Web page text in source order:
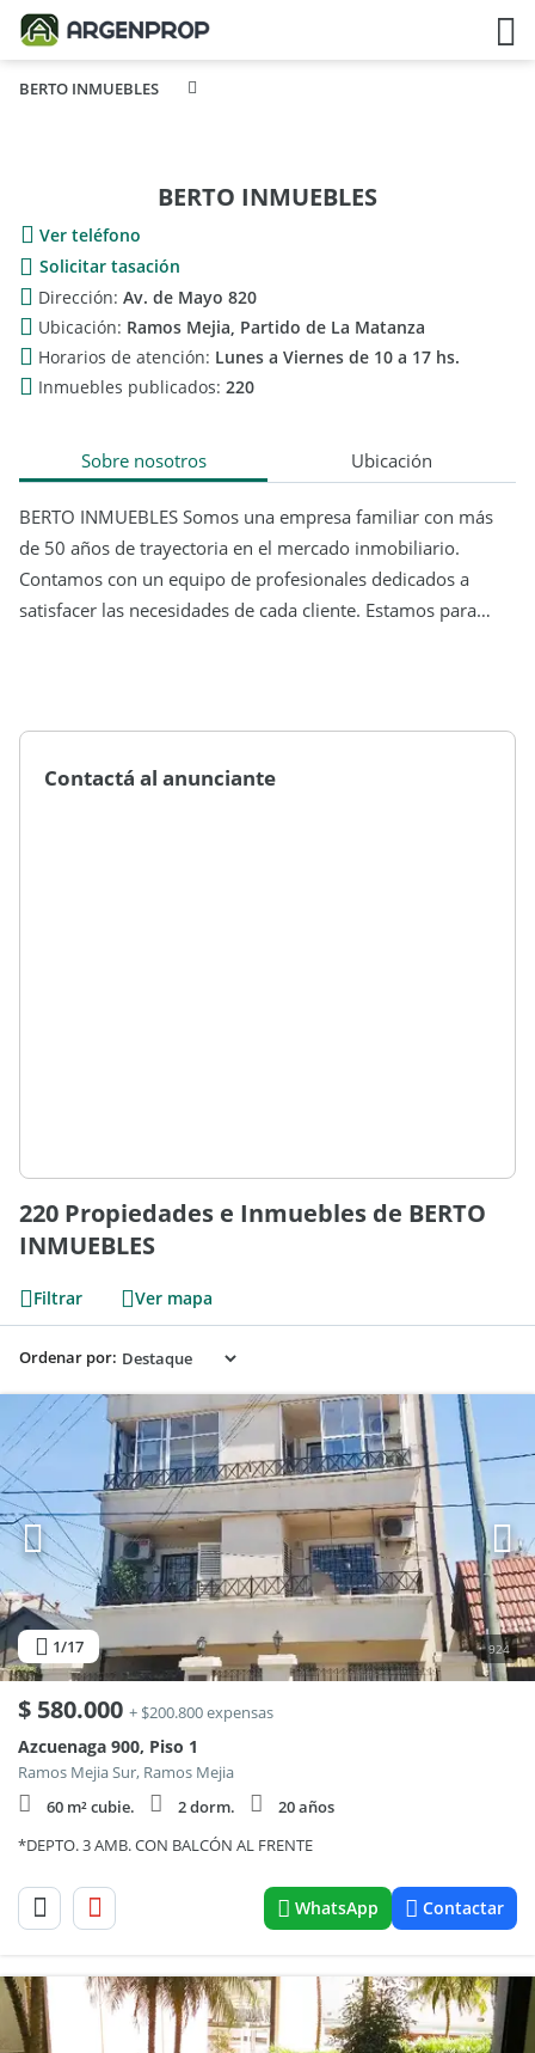
BERTO INMUEBLES
BERTO INMUEBLES
Ver teléfono
Solicitar tasación
Dirección: Av. de Mayo 820
Ubicación: Ramos Mejia, Partido de La Matanza
Horarios de atención: Lunes a Viernes de 10 a 17 hs.
Inmuebles publicados: 220
Sobre nosotros Ubicación
BERTO INMUEBLES Somos una empresa familiar con más
de 50 años de trayectoria en el mercado inmobiliario.
Contamos con un equipo de profesionales dedicados a
satisfacer las necesidades de cada cliente. Estamos para
Contactá al anunciante
220 Propiedades e Inmuebles de BERTO
INMUEBLES
Filtrar Ver mapa
Ordenar por:
1/17 924
$ 580.000 + $200.800 expensas
Azcuenaga 900, Piso 1
Ramos Mejia Sur, Ramos Mejia
60 m² cubie.
2 dorm.
20 años
*DEPTO. 3 AMB. CON BALCÓN AL FRENTE
WhatsApp Contactar